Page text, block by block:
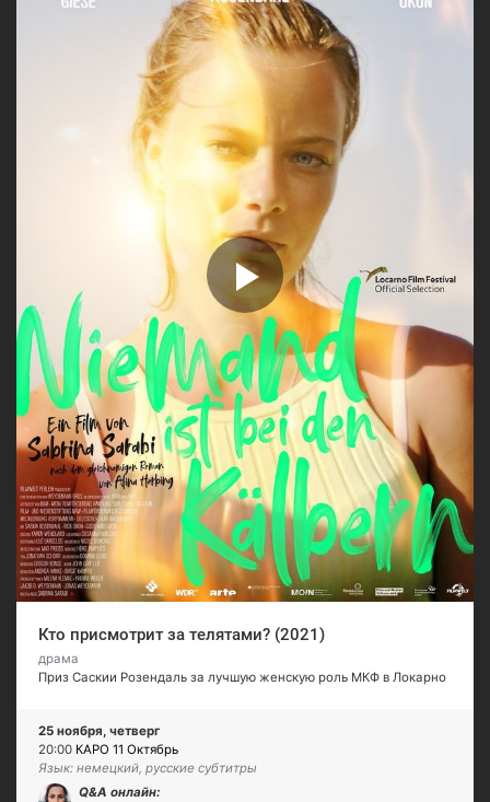
Кто присмотрит за телятами? (2021)
драма
Приз Саскии Розендаль за лучшую женскую роль МКФ в Локарно
25 ноября, четверг
20:00 КАРО 11 Октябрь
Язык: немецкий, русские субтитры
Q&A онлайн: